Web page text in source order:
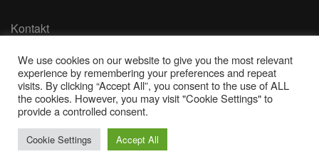
Kontakt
Die mit Sternchen gekennzeichneten Verweise
sind Affiliate-Links. Wenn du über diesen Link dein Produkt
kaufst, heißt das, dass ich eine Provision davon erhalten.
Wichtig: Für dich ändert sich nichts und der Preis bleibt
gleich.
We use cookies on our website to give you the most relevant
experience by remembering your preferences and repeat
visits. By clicking “Accept All”, you consent to the use of ALL
the cookies. However, you may visit "Cookie Settings" to
provide a controlled consent.
Cookie Settings Accept All